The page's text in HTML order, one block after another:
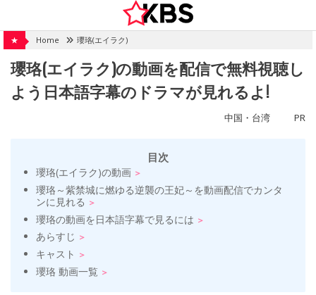
content
★ Home 瓔珞(エイラク)
瓔珞(エイラク)の動画を配信で無料視聴し
よう日本語字幕のドラマが見れるよ!
中国・台湾 PR
目次
瓔珞(エイラク)の動画
瓔珞～紫禁城に燃ゆる逆襲の王妃～を動画配信でカンタ
ンに見れる
瓔珞の動画を日本語字幕で見るには
あらすじ
キャスト
瓔珞 動画一覧